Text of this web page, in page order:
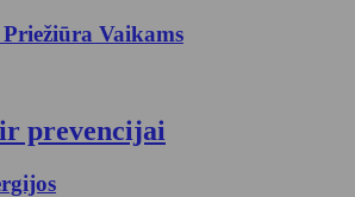
Vaikams
prevencijai